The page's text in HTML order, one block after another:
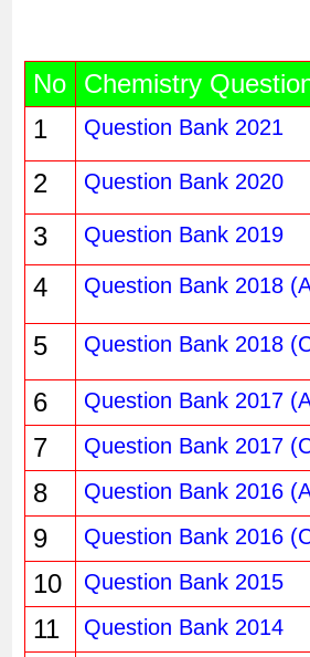
No
Chemistry
1
Question Bank 2021
2 Question Bank 2020
3 Question Bank 2019
4 Question Bank 2018
5 Question Bank 2018
6 Question Bank 2017
7 Question Bank 2017
8 Question Bank 2016
9 Question Bank 2016
10 Question Bank 2015
11 Question Bank 2014